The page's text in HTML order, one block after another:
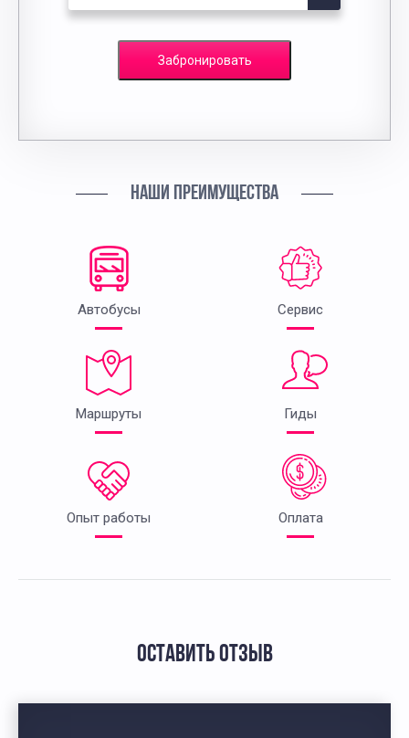
Забронировать
НАШИ ПРЕИМУЩЕСТВА
Автобусы Сервис
Маршруты Гиды
Опыт работы Оплата
ОСТАВИТЬ ОТЗЫВ